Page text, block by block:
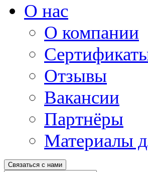
О нас
О компании
Отзывы
Вакансии
Партнёры
Материалы
Связаться с нами